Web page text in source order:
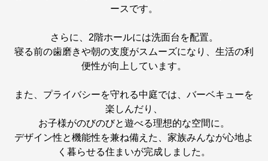
ースです。
さらに、2階ホールには洗面台を配置。
寝る前の歯磨きや朝の支度がスムーズになり、生活の利
便性が向上しています。
また、プライバシーを守れる中庭では、バーベキューを
楽しんだり、
お子様がのびのびと遊べる理想的な空間に。
デザイン性と機能性を兼ね備えた、家族みんなが心地よ
く暮らせる住まいが完成しました。